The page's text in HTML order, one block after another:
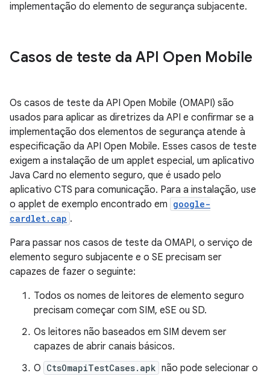
implementação do elemento de segurança subjacente.
Casos de teste da API Open Mobile
Os casos de teste da API Open Mobile (OMAPI) são
usados para aplicar as diretrizes da API e confirmar se a
implementação dos elementos de segurança atende à
especificação da API Open Mobile. Esses casos de teste
exigem a instalação de um applet especial, um aplicativo
Java Card no elemento seguro, que é usado pelo
aplicativo CTS para comunicação. Para a instalação, use
o applet de exemplo encontrado em google-
cardlet.cap .
Para passar nos casos de teste da OMAPI, o serviço de
elemento seguro subjacente e o SE precisam ser
capazes de fazer o seguinte:
Todos os nomes de leitores de elemento seguro
precisam começar com SIM, eSE ou SD.
Os leitores não baseados em SIM devem ser
capazes de abrir canais básicos.
O CtsOmapiTestCases.apk não pode selecionar o